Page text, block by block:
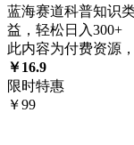
蓝海赛道科普知识
益，轻松日入300+
此内容为付费资源
￥16.9
限时特惠
￥99